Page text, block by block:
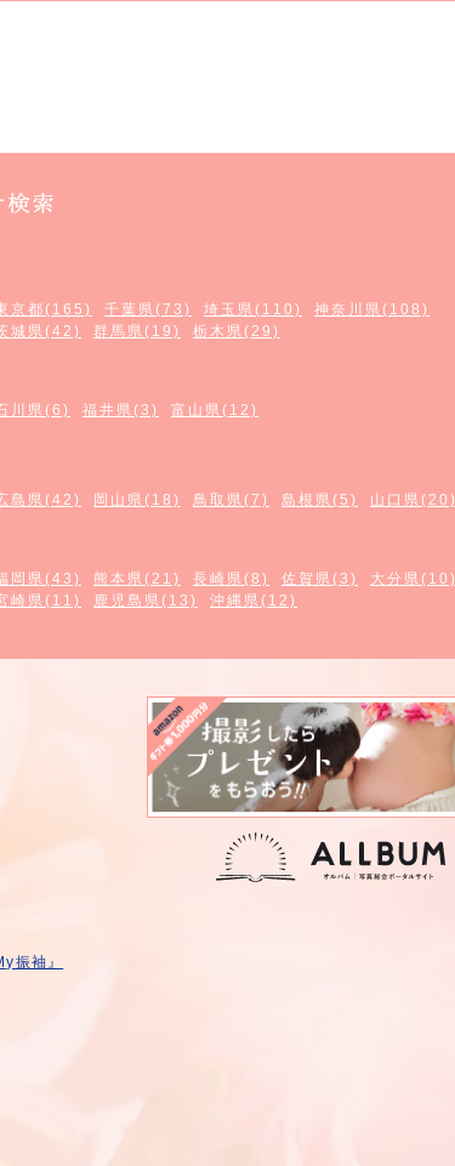
京都(165) 千葉県(73) 埼玉県(110)
神奈川県(108)
城県(42)
群馬県(19) 栃木県(29)
川県(6) 福井県(3) 富山県(12)
島県(42) 岡山県(18) 鳥取県(7) 島根県(5) 山口県(20)
岡県(43) 熊本県(21) 長崎県(8) 佐賀県(3)
大分県(10)
崎県(11)
鹿児島県(13) 沖縄県(12)
振袖』